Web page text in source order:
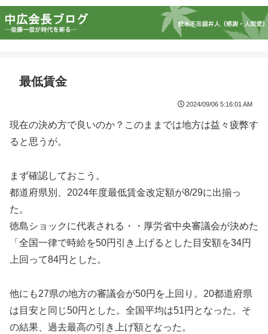
最低賃金
2024/09/06 5:16:01 AM
現在の決め方で良いのか？このままでは地方は益々疲弊す
ると思うが。
まず確認しておこう。
都道府県別、2024年度最低賃金改定額が8/29に出揃っ
た。
徳島ショックに代表される・・厚労省中央審議会が決めた
「全国一律で時給を50円引き上げるとした目安額を34円
上回って84円とした。
他にも27県の地方の審議会が50円を上回り。20都道府県
は目安と同じ50円とした。全国平均は51円となった。そ
の結果、過去最高の引き上げ額となった。